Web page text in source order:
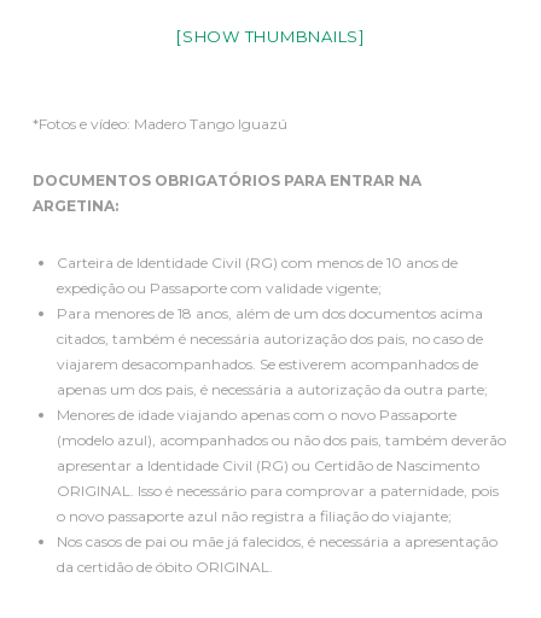
[SHOW THUMBNAILS]
*Fotos e vídeo: Madero Tango Iguazú
DOCUMENTOS OBRIGATÓRIOS PARA ENTRAR NA
ARGETINA:
Carteira de Identidade Civil (RG) com menos de 10 anos de
expedição ou Passaporte com validade vigente;
Para menores de 18 anos, além de um dos documentos acima
citados, também é necessária autorização dos pais, no caso de
viajarem desacompanhados. Se estiverem acompanhados de
apenas um dos pais, é necessária a autorização da outra parte;
Menores de idade viajando apenas com o novo Passaporte
(modelo azul), acompanhados ou não dos pais, também deverão
apresentar a Identidade Civil (RG) ou Certidão de Nascimento
ORIGINAL. Isso é necessário para comprovar a paternidade, pois
o novo passaporte azul não registra a filiação do viajante;
Nos casos de pai ou mãe já falecidos, é necessária a apresentação
da certidão de óbito ORIGINAL.